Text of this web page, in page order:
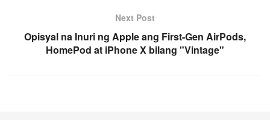
Next Post
Opisyal na Inuri ng Apple ang First-Gen AirPods,
HomePod at iPhone X bilang "Vintage"